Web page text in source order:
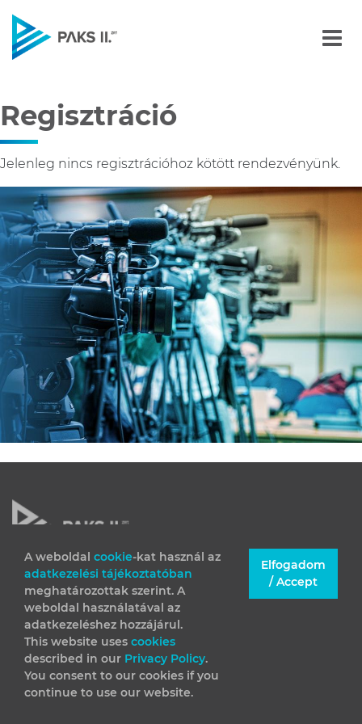
A weboldal cookie-kat használ az
adatkezelési tájékoztatóban
meghatározottak szerint. A
weboldal használatával az
adatkezeléshez hozzájárul.
This website uses cookies
described in our Privacy Policy.
You consent to our cookies if you
continue to use our website.
Elfogadom
/ Accept
Regisztráció
Jelenleg nincs regisztrációhoz kötött rendezvényünk.
JOGI INFORMÁCIÓK
IMPRESSZUM